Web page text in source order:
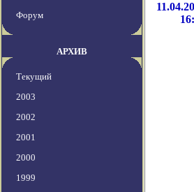
Форум
АРХИВ
Текущий
2003
2002
2001
2000
1999